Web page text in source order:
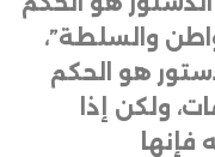
والسلطة”،
هو الحكم
ولكن إذا
فإنها